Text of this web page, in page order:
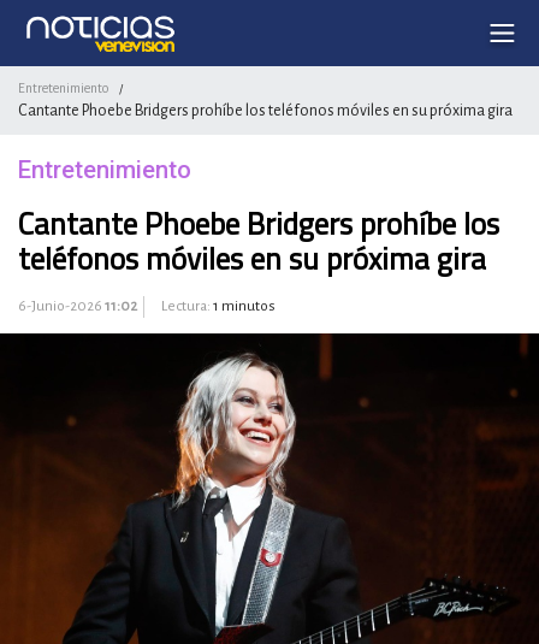
Entretenimiento /
Cantante Phoebe Bridgers prohíbe los teléfonos móviles en su próxima gira
Entretenimiento
Cantante Phoebe Bridgers prohíbe los
teléfonos móviles en su próxima gira
6-Junio-2026 11:02 Lectura: 1 minutos